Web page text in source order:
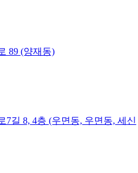
89 (양재동)
7길 8, 4층 (우면동, 우면동, 세신